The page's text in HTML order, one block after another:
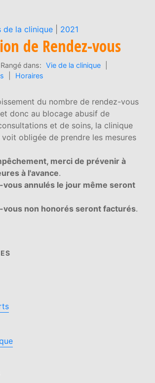
de la clinique
2021
de Rendez-vous
dans: Vie de la clinique
Horaires
du nombre de rendez-vous
donc au blocage abusif de
et de soins, la clinique
obligée de prendre les mesures
merci de prévenir à
à l'avance.
vous annulés le jour même seront
vous non honorés seront facturés.